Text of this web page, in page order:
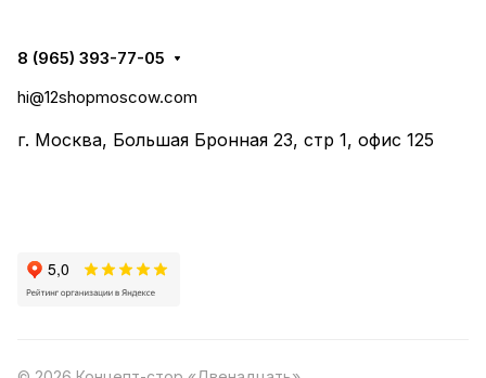
8 (965) 393-77-05
hi@12shopmoscow.com
г. Москва, Большая Бронная 23, стр 1, офис 125